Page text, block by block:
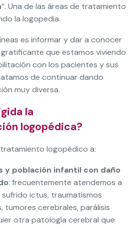
”. Una de las áreas de tratamiento
la logopedia.
es informar y dar a conocer
que estamos viviendo
con los pacientes y sus
de continuar dando
muy diversa.
la
logopédica?
logopédico a:
y población infantil con daño
: frecuentemente atendemos a
ictus, traumatismos
tumores cerebrales, parálisis
otra patología cerebral que